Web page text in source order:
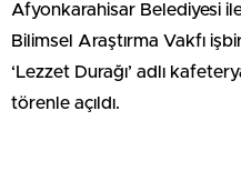
Afyonkarahisar Belediyesi
Bilimsel Araştırma Vakfı
‘Lezzet Durağı’ adlı
törenle açıldı.